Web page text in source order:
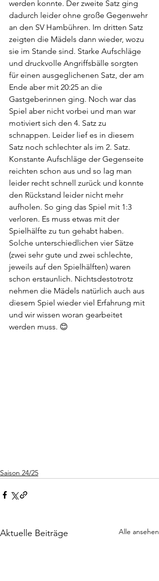
werden konnte. Der zweite Satz ging
dadurch leider ohne große Gegenwehr
an den SV Hambühren. Im dritten Satz
zeigten die Mädels dann wieder, wozu
sie im Stande sind. Starke Aufschläge
und druckvolle Angriffsbälle sorgten
für einen ausgeglichenen Satz, der am
Ende aber mit 20:25 an die
Gastgeberinnen ging. Noch war das
Spiel aber nicht vorbei und man war
motiviert sich den 4. Satz zu
schnappen. Leider lief es in diesem
Satz noch schlechter als im 2. Satz.
Konstante Aufschläge der Gegenseite
reichten schon aus und so lag man
leider recht schnell zurück und konnte
den Rückstand leider nicht mehr
aufholen. So ging das Spiel mit 1:3
verloren. Es muss etwas mit der
Spielhälfte zu tun gehabt haben.
Solche unterschiedlichen vier Sätze
(zwei sehr gute und zwei schlechte,
jeweils auf den Spielhälften) waren
schon erstaunlich. Nichtsdestotrotz
nehmen die Mädels natürlich auch aus
diesem Spiel wieder viel Erfahrung mit
und wir wissen woran gearbeitet
werden muss. 😊
Saison 24/25
Aktuelle Beiträge Alle ansehen